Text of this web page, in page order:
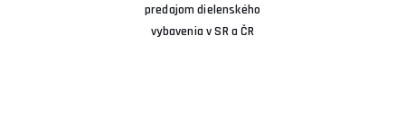
predajom dielenského
vybavenia v SR a ČR